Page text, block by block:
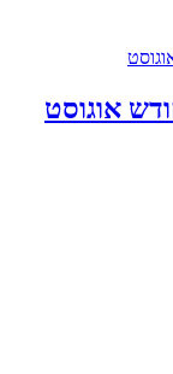
אוגוסט